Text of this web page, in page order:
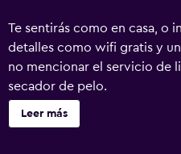
Te sentirás como en casa, o
detalles como wifi gratis y
no mencionar el servicio de
secador de pelo.
Leer más